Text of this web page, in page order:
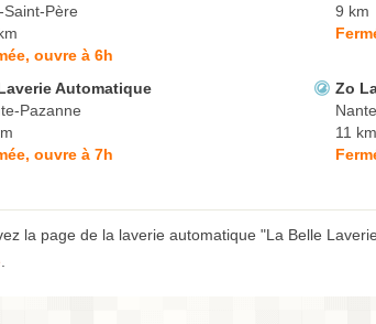
Saint-Père
ouvre à 6h
9 km
Automatique
Pazanne
ouvre à 7h
Zo
11 km
la page de la laverie automatique "La Belle